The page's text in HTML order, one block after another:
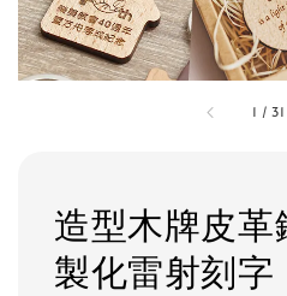
1 /31
造型木牌皮
製化雷射刻字